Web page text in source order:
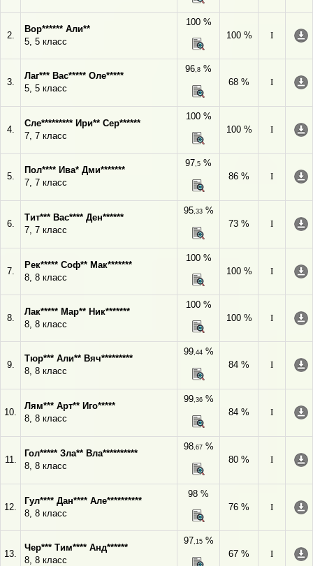
2.
Вор****** Али**
5, 5 класс
100 %
100 %
I
3.
Лаг*** Вас***** Оле*****
5, 5 класс
96,8 %
68 %
I
4.
Сле********* Ири** Сер******
7, 7 класс
100 %
100 %
I
5.
Пол**** Ива* Дми*******
7, 7 класс
97,5 %
86 %
I
6.
Тит*** Вас**** Ден******
7, 7 класс
95,33%
73 %
I
7.
Рек***** Соф** Мак*******
8, 8 класс
100 %
100 %
I
8.
Лак***** Мар** Ник*******
8, 8 класс
100 %
100 %
I
9.
Тюр*** Али** Вяч*********
8, 8 класс
99,44%
84 %
I
10.
Лям*** Арт** Иго*****
8, 8 класс
99,36%
84 %
I
11.
Гол***** Зла** Вла**********
8, 8 класс
98,67%
80 %
I
12.
Гул**** Дан**** Але**********
8, 8 класс
98 %
76 %
I
13.
Чер*** Тим**** Анд******
8, 8 класс
97,15%
67 %
I